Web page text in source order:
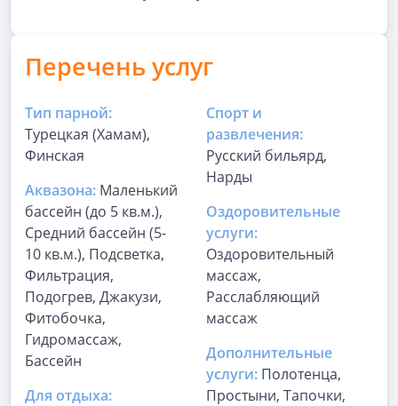
Перечень услуг
Тип парной:
Турецкая (Хамам),
Финская
Аквазона: Маленький
бассейн (до 5 кв.м.),
Средний бассейн (5-
10 кв.м.), Подсветка,
Фильтрация,
Подогрев, Джакузи,
Фитобочка,
Гидромассаж,
Бассейн
Для отдыха:
Спорт и
развлечения:
Русский бильярд,
Нарды
Оздоровительные
услуги:
Оздоровительный
массаж,
Расслабляющий
массаж
Дополнительные
услуги: Полотенца,
Простыни, Тапочки,